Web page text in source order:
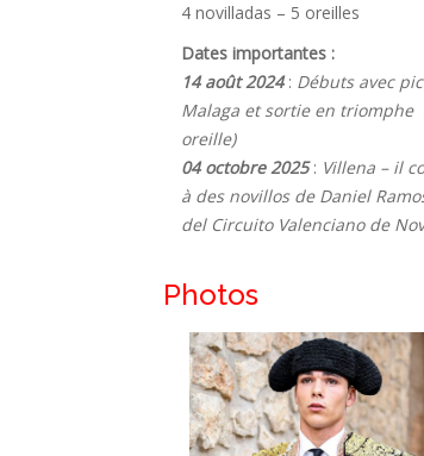
4 novilladas – 5 oreilles
Dates importantes :
14 août 2024: Débuts avec
Malaga et sortie en triomphe
oreille)
04 octobre 2025: Villena – il
à des novillos de Daniel
del Circuito Valenciano de
Photos